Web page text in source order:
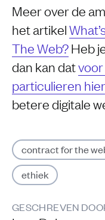
Meer over de
het artikel
The Web?Heb
dan kan dat
particulieren hier
betere digitale
contract for the
ethiek
GESCHREVEN